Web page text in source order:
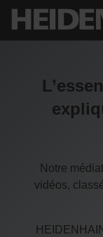
Notre
vidéos,